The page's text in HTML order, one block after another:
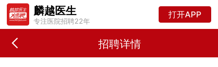
麟越医生
专注医院招聘22年
打开APP
招聘详情